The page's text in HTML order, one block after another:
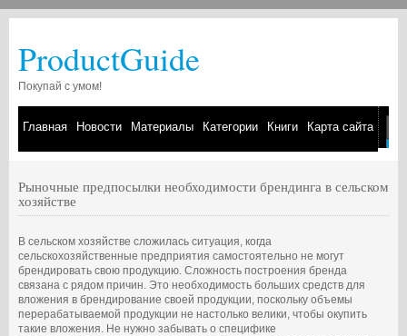
ProductGuide
Покупай с умом!
Главная Новости Материалы Категории Книги Карта сайта
Рыночные предпосылки необходимости брендинга в сельском
хозяйстве
В сельском хозяйстве сложилась ситуация, когда
сельскохозяйственные предприятия самостоятельно не могут
брендировать свою продукцию. Сложность построения бренда
связана с рядом причин. Это необходимость больших средств для
вложения в брендирование своей продукции, поскольку объемы
перерабатываемой продукции не настолько велики, чтобы окупить
такие вложения. Не нужно забывать о специфике